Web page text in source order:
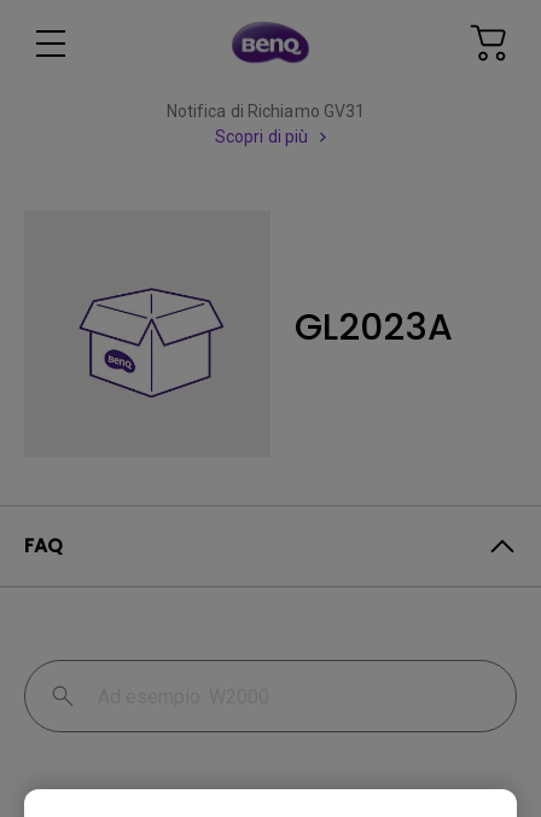
Notifica di Richiamo GV31
Scopri di più
GL2023A
FAQ